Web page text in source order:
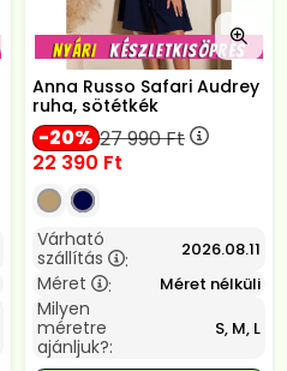
Anna Russo Safari Audrey
ruha, sötétkék
20 27 990Ft
22 390 Ft
Várható
szállítás
: 2026.08.11
Méret : Méret nélküli
Milyen
méretre
ajánljuk?:
S, M, L